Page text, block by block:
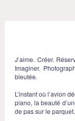
J’aime. Créer.
Imaginer.
bleutée.
L’instant où l’avion
piano, la beauté
de pas sur le